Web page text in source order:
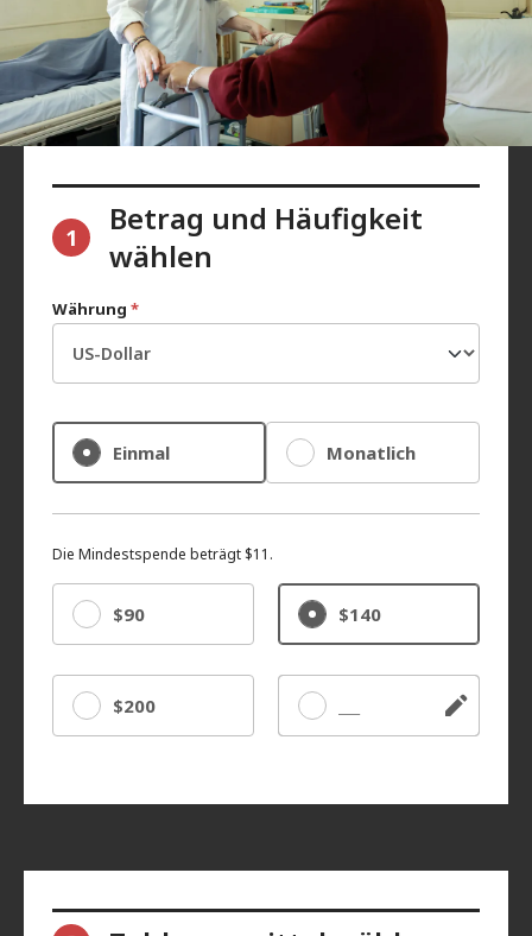
1
Betrag und Häufigkeit
wählen
Währung *
Einmal Monatlich
Die Mindestspende beträgt $11.
$90 $140
$200 Sonstige